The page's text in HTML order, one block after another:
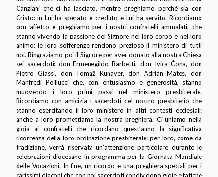
Canziani che ci ha lasciato, mentre preghiamo perché sia con
Cristo: in Lui ha sperato e creduto e Lui ha servito. Ricordiamo
con affetto e preghiamo per i nostri confratelli ammalati, che
stanno vivendo la passione del Signore nel loro corpo e nel loro
animo: le loro sofferenze rendono prezioso il ministero di tutti
noi. Ringraziamo poi il Signore per aver donato alla nostra Chiesa
sei sacerdoti: don Ermenegildo Barbetti, don Ivica Čona, don
Pietro Giassi, don Tomaž Kunaver, don Adrian Mates, don
Manfredi Poillucci che, con entusiasmo e generosità, stanno
muovendo i loro primi passi nel ministero presbiterale.
Ricordiamo con amicizia i sacerdoti del nostro presbiterio che
stanno esercitando il loro ministero in altri contesti ecclesiali:
anche a loro promettiamo la nostra preghiera. Ci uniamo nella
gioia ai confratelli che ricordano quest’anno la significativa
ricorrenza della loro ordinazione presbiterale: per loro, come da
tradizione, verrà riservata un’attenzione particolare durante le
celebrazioni diocesane in programma per la Giornata Mondiale
delle Vocazioni. In fine, un ricordo e una preghiera speciali per i
carissimi diaconi che con noi sacerdoti condividono gioie e fatiche